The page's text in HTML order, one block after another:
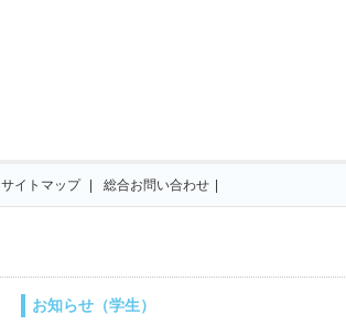
サイトマップ 総合お問い合わせ
お知らせ（学生）